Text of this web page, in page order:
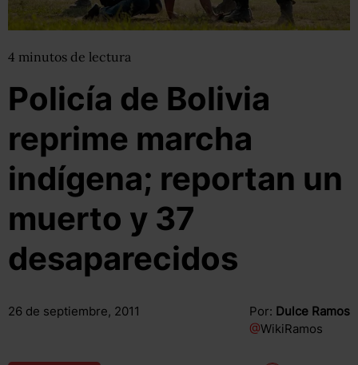
4 minutos de lectura
Policía de Bolivia
reprime marcha
indígena; reportan un
muerto y 37
desaparecidos
26 de septiembre, 2011 Por: Dulce Ramos
@WikiRamos